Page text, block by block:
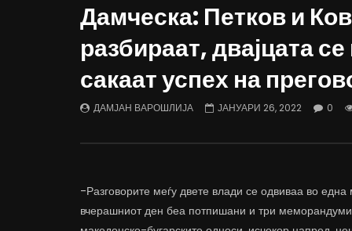
Д-р Беговиќ: Обуката на лекарите
трае предолго за да дозволиме лесно
да го губиме стручниот кадар
ДАМЈАН ВАРОШЛИЈА
отвори за
Дамческа: Петков и
разбираат, двајцата
сакаат успех на
ДАМЈАН ВАРОШЛИЈА ЈАНУАРИ 26, 2022 0
-Разговорите меѓу двете влади се одвиваа во
вчерашниот ден беа потпишани и три